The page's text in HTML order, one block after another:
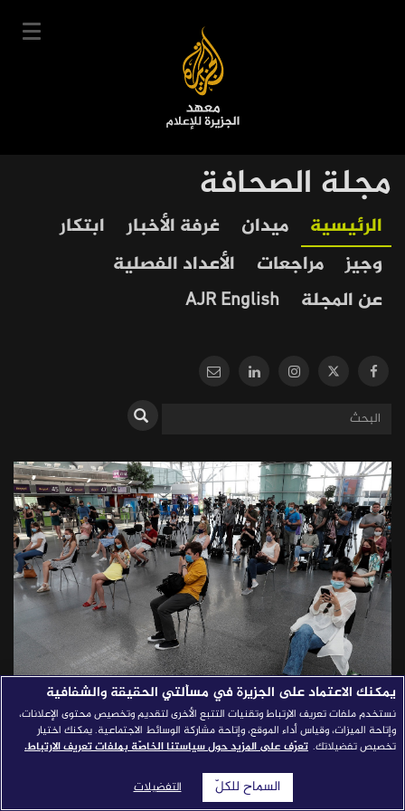
User
account
menu
Main
navigation
دوراتنا
جدول الدورات
مجلة الصحافة
إصداراتنا
معارف إعلامية
شركاؤنا
للتواصل | استفسارات
مجلة الصحافة
Our
Journalism
الرئيسية ميدان غرفة الأخبار
ابتكار
وجيز
مراجعات
الأعداد الفصلية
عن المجلة
AJR English
كورونا وفيروس الأخبار الكاذبة..
أعراض مضاعفة!
يمكنك الاعتماد على الجزيرة في مسألتي الحقيقة والشفافية
نستخدم ملفات تعريف الارتباط وتقنيات التتبع الأخرى لتقديم وتخصيص محتوى الإعلانات،
وإتاحة الميزات، وقياس أداء الموقع، وإتاحة مشاركة الوسائط الاجتماعية. يمكنك اختيار
تخصيص تفضيلاتك. تعرّف على المزيد حول سياستنا الخاصّة بملفات تعريف الارتباط.
التفضيلات السماح للكلّ